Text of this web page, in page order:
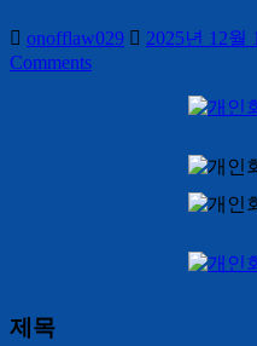
onofflaw029 2025년 12월
Comments
제목